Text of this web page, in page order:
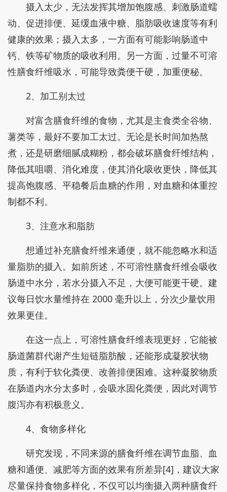
摄入太少，无法发挥其增加饱腹感、刺激肠道蠕
动、促进排便、延缓血液中糖、脂肪吸收速度等有利
健康的效果；摄入太多，一方面有可能影响肠道中
钙、铁等矿物质的吸收利用。另一方面，过量不可溶
性膳食纤维吸水，可能导致粪便干硬，加重便秘。
2、加工别太过
对富含膳食纤维的食物，尤其是主食类全谷物、
薯类等，最好不要加工太过。无论是长时间加热熬
煮，还是研磨细腻成糊粉，都会破坏膳食纤维结构，
降低其咀嚼、消化难度，使其消化吸收更快，降低其
提高饱腹感、平稳餐后血糖的作用，对血糖和体重控
制都不利。
3、注意水和脂肪
想通过补充膳食纤维来通便，就不能忽略水和适
量脂肪的摄入。如前所述，不可溶性膳食纤维会吸收
肠道中水分，若水分摄入不足，大便可能更干硬。建
议每日饮水量维持在 2000 毫升以上，分次少量饮用
效果更佳。
在这一点上，可溶性膳食纤维表现更好，它能被
肠道菌群代谢产生短链脂肪酸，还能形成凝胶状物
质，有利于软化粪便、改善排便困难。这种凝胶物质
在肠道内水分太多时，会吸水固化粪便，因此对调节
腹泻亦有积极意义。
4、食物多样化
研究发现，不同来源的膳食纤维在调节血脂、血
糖和通便、减肥等方面的效果有所差异[4]，建议大家
尽量保持食物多样化，不仅可以均衡摄入两种膳食纤